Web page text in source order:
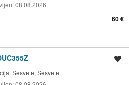
08.08.2026.
60 €
Sesvete, Sesvete